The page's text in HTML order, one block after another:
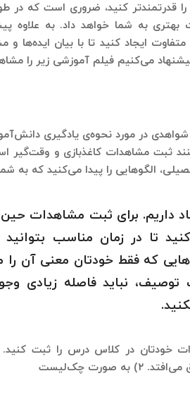
قدرتمندتر کنید، ضروری است که در
بهتری به شما خواهد داد. به علاوه
ایجاد کنید تا با بیان ایده‌ها و
می‌کنیم فیلم آموزشی زیر را
در مورد نحوه‌ی یادگیری
ثبت مشاهدات کاغذبازی و وقت‌گیر
الگوهایی را پیدا می‌کنید که به
داریم. برای ثبت مشاهدات
تا در زمان مناسب
که فقط خودتان معنی آن را
نباید فاصله زیادی
چک‌لیست